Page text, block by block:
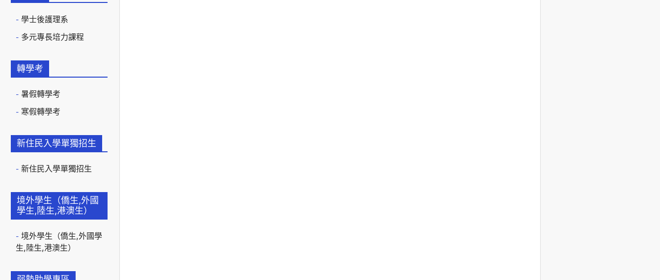
學士後護理系
多元專長培力課程
轉學考
暑假轉學考
寒假轉學考
新住民入學單獨招生
新住民入學單獨招生
境外學生（僑生,外國
學生,陸生,港澳生）
境外學生（僑生,外國學
生,陸生,港澳生）